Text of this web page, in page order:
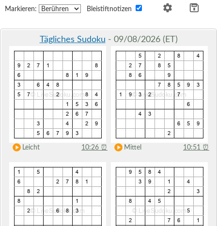
Markieren: Bleistiftnotizen
Tägliches Sudoku - 09/08/2026 (ET)
Leicht 10:26 ⏰ Mittel 10:51 ⏰